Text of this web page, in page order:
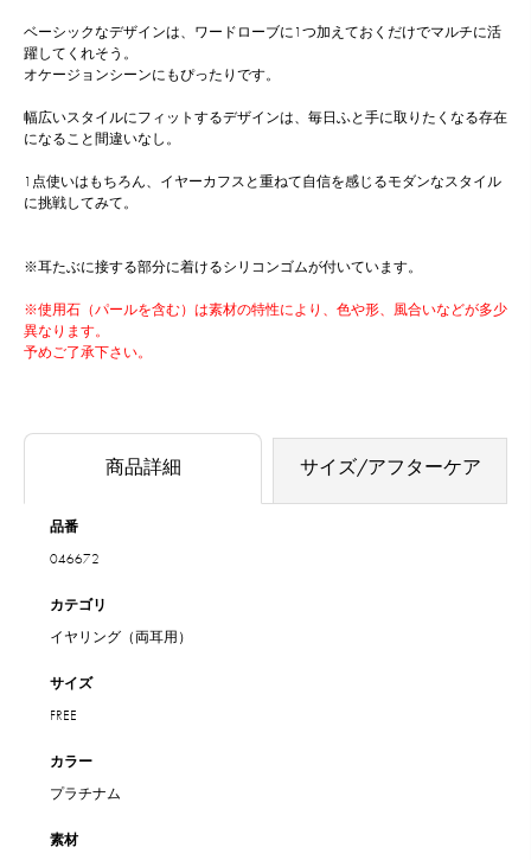
ベーシックなデザインは、ワードローブに1つ加えておくだけでマルチに活
躍してくれそう。
オケージョンシーンにもぴったりです。
幅広いスタイルにフィットするデザインは、毎日ふと手に取りたくなる存在
になること間違いなし。
1点使いはもちろん、イヤーカフスと重ねて自信を感じるモダンなスタイル
に挑戦してみて。
※耳たぶに接する部分に着けるシリコンゴムが付いています。
※使用石（パールを含む）は素材の特性により、色や形、風合いなどが多少
異なります。
予めご了承下さい。
商品詳細 サイズ/アフターケア
品番
046672
カテゴリ
イヤリング（両耳用）
サイズ
FREE
カラー
プラチナム
素材